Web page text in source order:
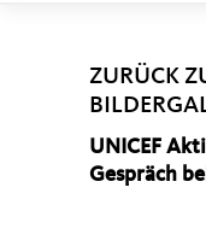
ZURÜCK
UNICEF
Gespräch